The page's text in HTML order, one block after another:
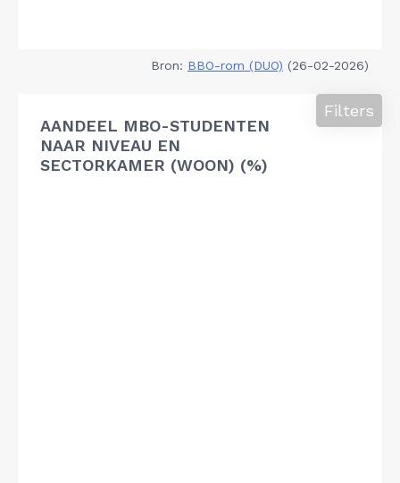
Bron: BBO-rom (DUO) (26-02-2026)
AANDEEL MBO-STUDENTEN
NAAR NIVEAU EN
SECTORKAMER (WOON) (%)
Filters